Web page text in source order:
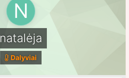
natalėja
Dalyviai